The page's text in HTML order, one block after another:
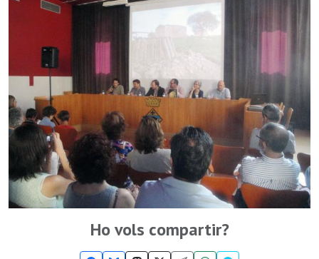
Ho vols compartir?